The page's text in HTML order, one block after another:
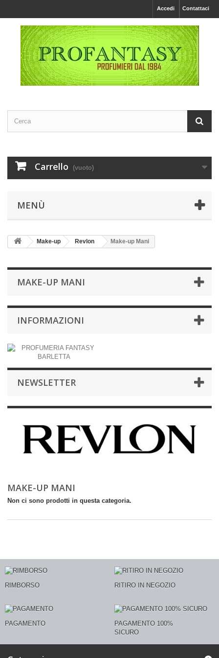
Contattaci
Accedi
Carrello (vuoto)
MENÙ
Make-up Revlon Make-up Mani
MAKE-UP MANI
INFORMAZIONI
NEWSLETTER
MAKE-UP MANI
Non ci sono prodotti in questa categoria.
RIMBORSO RITIRO IN NEGOZIO
PAGAMENTO
PAGAMENTO 100%
SICURO